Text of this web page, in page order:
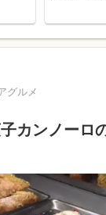
グルメ
カンノーロ